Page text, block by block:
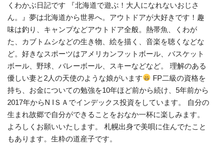
くわかぶ日記です 『北海道で遊ぶ！大人になれないおじさ
ん。』夢は北海道から世界へ。アウトドアが大好きです！趣
味は釣り、キャンプなどアウトドア全般。熱帯魚、くわが
た、カブトムシなどの生き物、絵を描く、音楽を聴くなどな
ど。好きなスポーツはアメリカンフットボール、バスケット
ボール、野球、バレーボール、スキーなどなど。 理解のある
優しい妻と2人の天使のような娘がいます
FP二級の資格を
持ち、お金についての勉強を10年ほど前から続け、5年前から
2017年からN IＳＡでインデックス投資をしています。 自分の
生まれ故郷で自分ができることをおなか一杯に楽しみます。
よろしくお願いいたします。 札幌出身で美唄に住んでたこと
もあります。生粋の道産子です。